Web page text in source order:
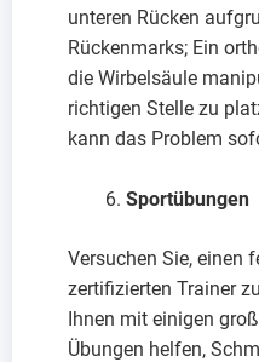
unteren Rücken
Rückenmarks; Ein
die Wirbelsäule
richtigen Stelle zu
kann das Problem
Sportübungen
Versuchen Sie, einen
zertifizierten Trainer
Ihnen mit einigen
Übungen helfen,